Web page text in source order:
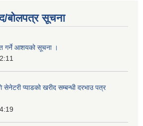
बोलपत्र सूचना
गर्ने आशयको सूचना ।
सेनेटरी प्याडको खरीद सम्बन्धी दरभाउ पत्र